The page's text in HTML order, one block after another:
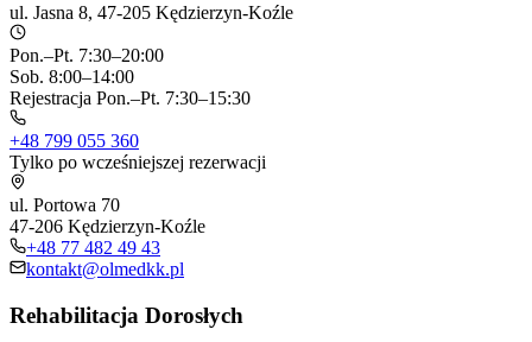
ul. Jasna 8, 47-205 Kędzierzyn-Koźle
Pon.–Pt. 7:30–20:00
Sob. 8:00–14:00
Rejestracja Pon.–Pt. 7:30–15:30
+48 799 055 360
Tylko po wcześniejszej rezerwacji
ul. Portowa 70
47-206 Kędzierzyn-Koźle
+48 77 482 49 43
kontakt@olmedkk.pl
Rehabilitacja Dorosłych